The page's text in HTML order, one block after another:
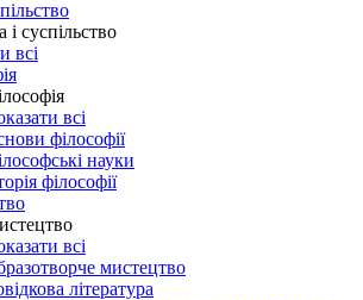
і суспільство
всі
всі
філософії
науки
філософії
всі
мистецтво
література